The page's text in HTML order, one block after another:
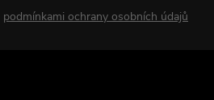
podmínkami ochrany osobních údajů